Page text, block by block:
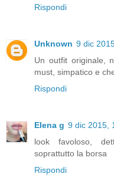
Rispondi
Unknown 9 dic
Un outfit originale,
must, simpatico e
Rispondi
Elena g 9 dic 2015,
look favoloso,
soprattutto la borsa
Rispondi